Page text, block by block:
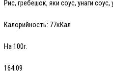
Рис, гребешок, яки соус, унаги соус,
Калорийность: 77кКал
На 100г.
164.09